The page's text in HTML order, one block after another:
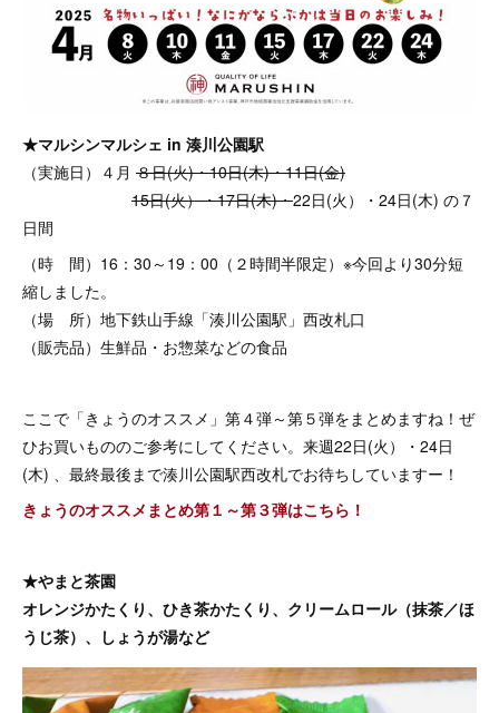
★マルシンマルシェ in 湊川公園駅
（実施日）４月 ８日(火)・10日(木)・11日(金)
15日(火）・17日(木)・22日(火）・24日(木) の７
日間
（時 間）16：30～19：00（２時間半限定）※今回より30分短
縮しました。
（場 所）地下鉄山手線「湊川公園駅」西改札口
（販売品）生鮮品・お惣菜などの食品
ここで「きょうのオススメ」第４弾～第５弾をまとめますね！ぜ
ひお買いもののご参考にしてください。来週22日(火）・24日
(木) 、最終最後まで湊川公園駅西改札でお待ちしていますー！
きょうのオススメまとめ第１～第３弾はこちら！
★やまと茶園
オレンジかたくり、ひき茶かたくり、クリームロール（抹茶／ほ
うじ茶）、しょうが湯など